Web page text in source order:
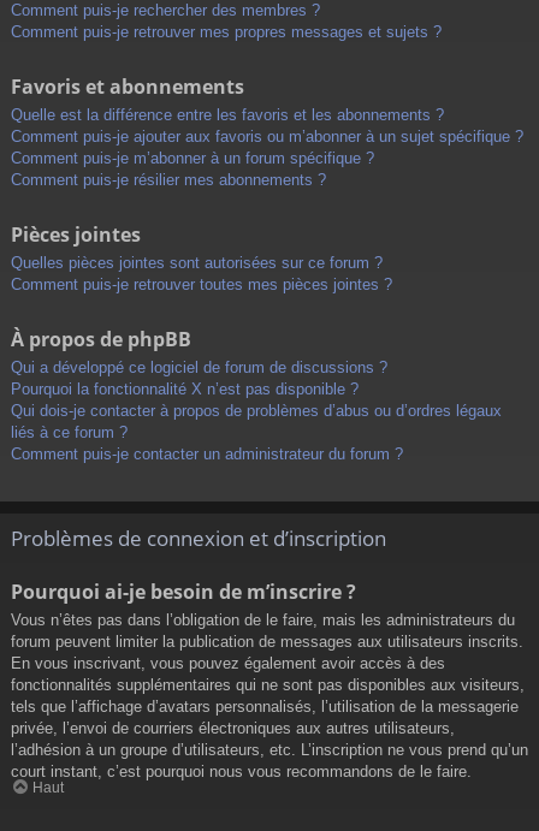
Comment puis-je rechercher des membres ?
Comment puis-je retrouver mes propres messages et sujets ?
Favoris et abonnements
Quelle est la différence entre les favoris et les abonnements ?
Comment puis-je ajouter aux favoris ou m’abonner à un sujet spécifique ?
Comment puis-je m’abonner à un forum spécifique ?
Comment puis-je résilier mes abonnements ?
Pièces jointes
Quelles pièces jointes sont autorisées sur ce forum ?
Comment puis-je retrouver toutes mes pièces jointes ?
À propos de phpBB
Qui a développé ce logiciel de forum de discussions ?
Pourquoi la fonctionnalité X n’est pas disponible ?
Qui dois-je contacter à propos de problèmes d’abus ou d’ordres légaux
liés à ce forum ?
Comment puis-je contacter un administrateur du forum ?
Problèmes de connexion et d’inscription
Pourquoi ai-je besoin de m’inscrire ?
Vous n’êtes pas dans l’obligation de le faire, mais les administrateurs du
forum peuvent limiter la publication de messages aux utilisateurs inscrits.
En vous inscrivant, vous pouvez également avoir accès à des
fonctionnalités supplémentaires qui ne sont pas disponibles aux visiteurs,
tels que l’affichage d’avatars personnalisés, l’utilisation de la messagerie
privée, l’envoi de courriers électroniques aux autres utilisateurs,
l’adhésion à un groupe d’utilisateurs, etc. L’inscription ne vous prend qu’un
court instant, c’est pourquoi nous vous recommandons de le faire.
Haut